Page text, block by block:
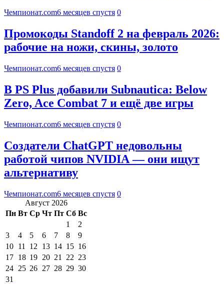
Чемпионат.com6 месяцев спустя 0
Промокоды Standoff 2 на февраль 2026:
рабочие на ножи, скины, золото
Чемпионат.com6 месяцев спустя 0
В PS Plus добавили Subnautica: Below
Zero, Ace Combat 7 и ещё две игры
Чемпионат.com6 месяцев спустя 0
Создатели ChatGPT недовольны
работой чипов NVIDIA — они ищут
альтернативу
Чемпионат.com6 месяцев спустя 0
Август 2026
Пн Вт Ср Чт Пт Сб Вс
1
2
3
4 5 6 7 8
9
10 11 12 13 14 15 16
17 18 19 20 21 22 23
24 25 26 27 28 29 30
31